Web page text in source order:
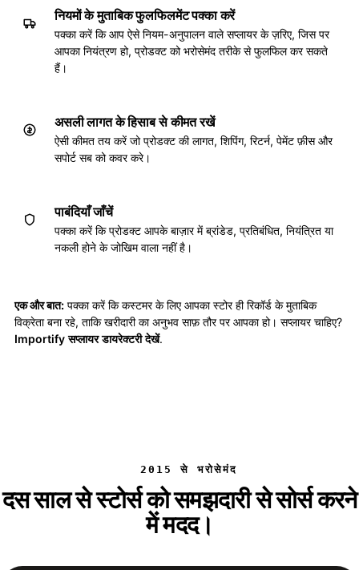
नियमों के मुताबिक फुलफिलमेंट पक्का करें
पक्का करें कि आप ऐसे नियम-अनुपालन वाले सप्लायर के ज़रिए, जिस पर
आपका नियंत्रण हो, प्रोडक्ट को भरोसेमंद तरीके से फुलफिल कर सकते
हैं।
असली लागत के हिसाब से कीमत रखें
ऐसी कीमत तय करें जो प्रोडक्ट की लागत, शिपिंग, रिटर्न, पेमेंट फ़ीस और
सपोर्ट सब को कवर करे।
पाबंदियाँ जाँचें
पक्का करें कि प्रोडक्ट आपके बाज़ार में ब्रांडेड, प्रतिबंधित, नियंत्रित या
नकली होने के जोखिम वाला नहीं है।
एक और बात: पक्का करें कि कस्टमर के लिए आपका स्टोर ही रिकॉर्ड के मुताबिक
विक्रेता बना रहे, ताकि खरीदारी का अनुभव साफ़ तौर पर आपका हो। सप्लायर चाहिए?
Importify सप्लायर डायरेक्टरी देखें.
2015 से भरोसेमंद
दस साल से स्टोर्स को समझदारी से सोर्स करने
में मदद।